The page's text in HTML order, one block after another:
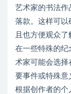
艺术家的书法作
落款。这样可以
且也方便观众
在一些特殊的纪
术家可能会选择
要事件或特殊意
根据创作者的个